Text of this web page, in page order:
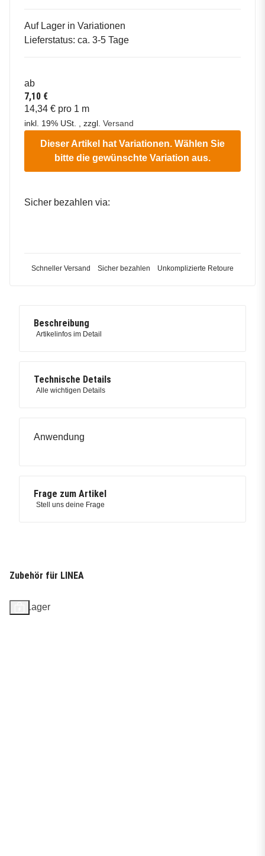
Auf Lager in Variationen
Lieferstatus: ca. 3-5 Tage
ab
7,10 €
14,34 € pro 1 m
inkl. 19% USt. , zzgl. Versand
Dieser Artikel hat Variationen. Wählen Sie
bitte die gewünschte Variation aus.
Sicher bezahlen via:
Schneller Versand Sicher bezahlen Unkomplizierte Retoure
Beschreibung
Artikelinfos im Detail
Technische Details
Alle wichtigen Details
Anwendung
Frage zum Artikel
Stell uns deine Frage
Zubehör für LINEA
Auf Lager